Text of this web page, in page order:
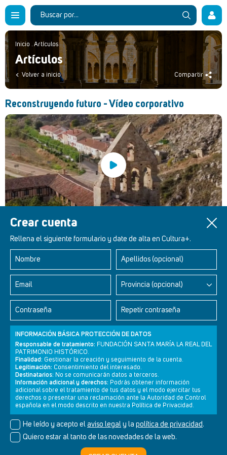
Crear cuenta
Rellena el siguiente formulario y date de alta en Cultura+.
Nombre Apellidos (opcional)
Email Provincia (opcional)
Contraseña Repetir contraseña
INFORMACIÓN BÁSICA PROTECCIÓN DE DATOS
Responsable de tratamiento: FUNDACIÓN SANTA MARÍA LA REAL DEL
PATRIMONIO HISTÓRICO.
Finalidad: Gestionar la creación y seguimiento de la cuenta.
Legitimación: Consentimiento del interesado.
Destinatarios: No se comunicarán datos a terceros.
Información adicional y derechos: Podrás obtener información
adicional sobre el tratamiento de tus datos y el modo ejercitar tus
derechos o presentar una reclamación ante la Autoridad de Control
española en el modo descrito en nuestra Política de Privacidad.
He leído y acepto el aviso legal y la política de privacidad.
Quiero estar al tanto de las novedades de la web.
Inicio . Artículos
Artículos
Volver a inicio Compartir
Reconstruyendo futuro - Vídeo corporativo
Retablos Renacentistas Este de León
Newsletter Aviso legal Política de privacidad Política de cookies
© Cultura+ 2026. Todos los derechos reservados